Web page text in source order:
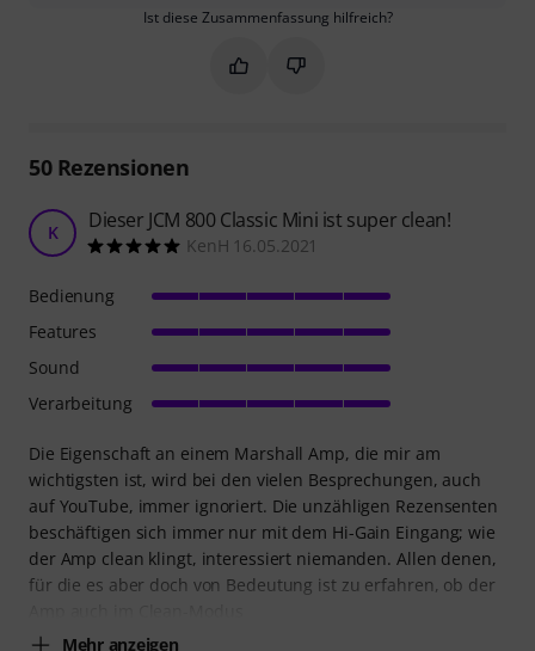
Ist diese Zusammenfassung hilfreich?
Markieren Sie diese
Markieren Sie diese
50Rezensionen
K Dieser JCM 800 Classic Mini ist super clean!
KenH 16.05.2021
Die Eigenschaft an einem Marshall Amp, die mir am
wichtigsten ist, wird bei den vielen Besprechungen, auch
auf YouTube, immer ignoriert. Die unzähligen Rezensenten
beschäftigen sich immer nur mit dem Hi-Gain Eingang; wie
der Amp clean klingt, interessiert niemanden. Allen denen,
für die es aber doch von Bedeutung ist zu erfahren, ob der
Mehr anzeigen
Bedienung
Features
Sound
Verarbeitung